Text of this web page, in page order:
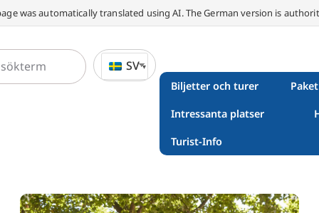
was automatically translated using AI. The German version is
SV
Biljetter och turer
Intressanta platser
Turist-Info